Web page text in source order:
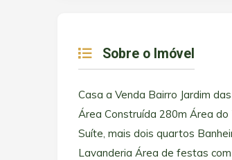
Sobre o Imóvel
Casa a Venda Bairro Jardim
Área Construída 280m Área
Suíte, mais dois quartos
Lavanderia Área de festas